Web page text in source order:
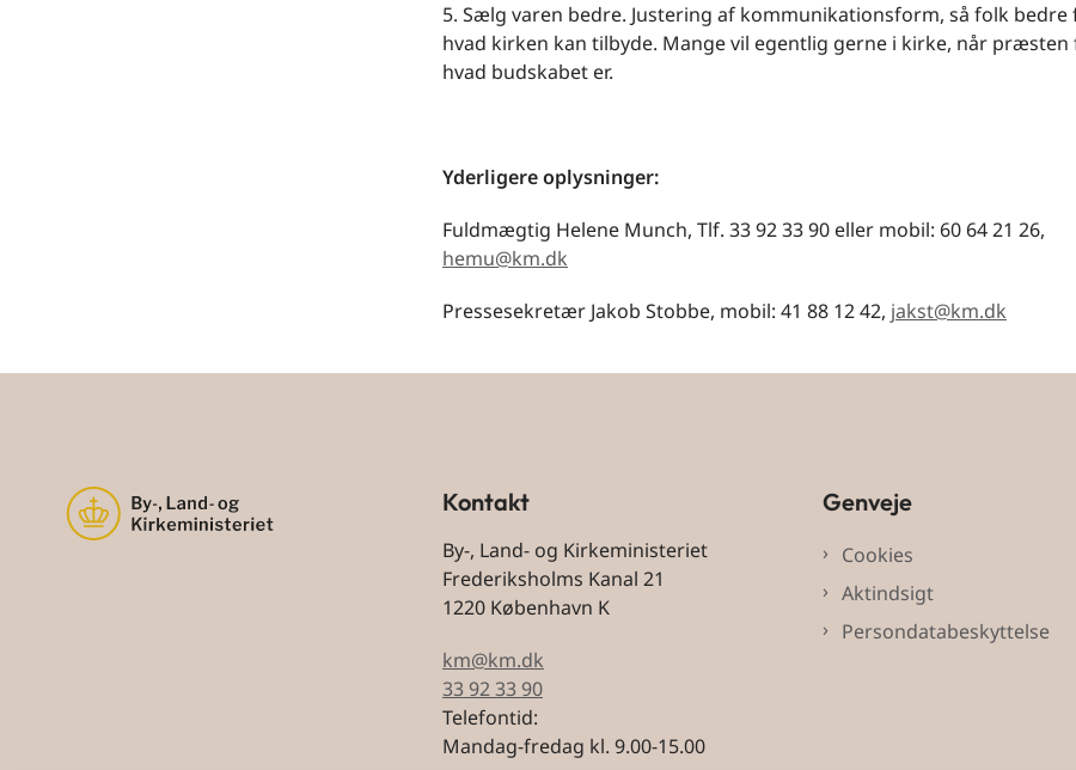
5. Sælg varen bedre. Justering af kommunikationsform, så folk bedre
hvad kirken kan tilbyde. Mange vil egentlig gerne i kirke, når præsten
hvad budskabet er.
Yderligere oplysninger:
Fuldmægtig Helene Munch, Tlf. 33 92 33 90 eller mobil: 60 64 21 26,
hemu@km.dk
Pressesekretær Jakob Stobbe, mobil: 41 88 12 42, jakst@km.dk
Kontakt
By-, Land- og Kirkeministeriet
Frederiksholms Kanal 21
1220 København K
km@km.dk
33 92 33 90
Telefontid:
Mandag-fredag kl. 9.00-15.00
Genveje
Cookies
Aktindsigt
Persondatabeskyttelse